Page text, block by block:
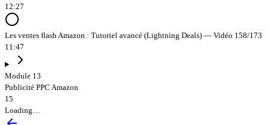
12:27
Les ventes flash Amazon : Tutoriel avancé (Lightning Deals) — Vidéo 158/173
11:47
Module 13
Publicité PPC Amazon
15
Loading…